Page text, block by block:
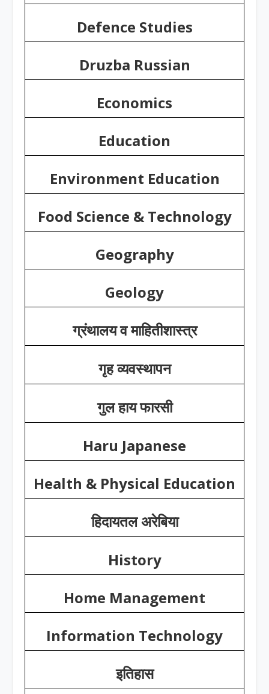
Defence Studies
Druzba Russian
Economics
Education
Environment Education
Food Science & Technology
Geography
Geology
ग्रंथालय व माहितीशास्त्र
गृह व्यवस्थापन
गुल हाय फारसी
Haru Japanese
Health & Physical Education
हिदायतल अरेबिया
History
Home Management
Information Technology
इतिहास